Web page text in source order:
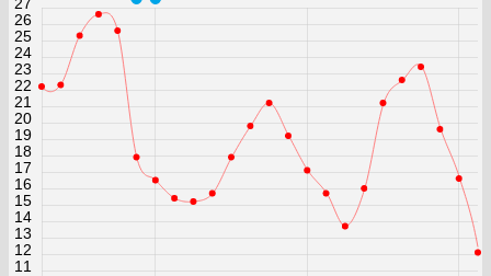
11
12
13
14
15
16
17
18
19
20
21
22
23
24
25
26